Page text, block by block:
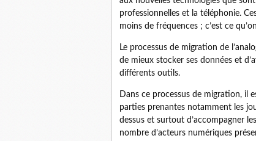
professionnelles et la téléphonie.
moins de fréquences ; c’est ce
Le processus de migration de
de mieux stocker ses données et
différents outils.
Dans ce processus de migration, il
parties prenantes notamment les
dessus et surtout d’accompagner
nombre d’acteurs numériques